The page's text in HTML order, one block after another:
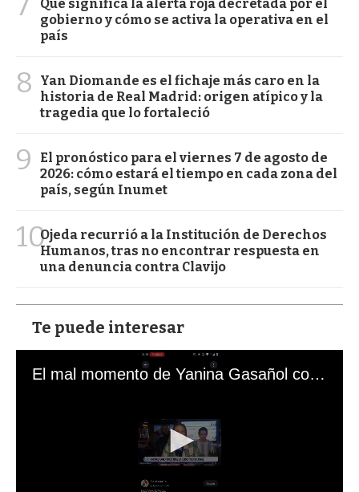
Qué significa la alerta roja decretada por el
gobierno y cómo se activa la operativa en el
país
8
Yan Diomande es el fichaje más caro en la
historia de Real Madrid: origen atípico y la
tragedia que lo fortaleció
9
El pronóstico para el viernes 7 de agosto de
2026: cómo estará el tiempo en cada zona del
país, según Inumet
10Ojeda recurrió a la Institución de Derechos
Humanos, tras no encontrar respuesta en
una denuncia contra Clavijo
Te puede interesar
El mal momento de Yanina Gasañol con un hincha argentino en "Subrayado"